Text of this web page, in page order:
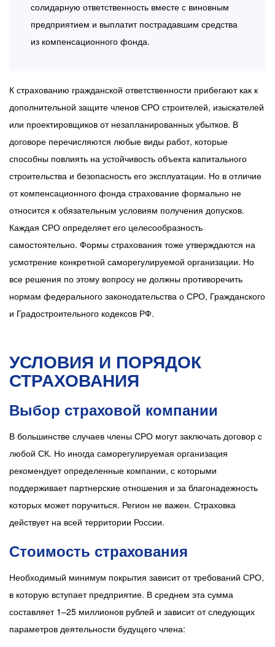
солидарную ответственность вместе с виновным
предприятием и выплатит пострадавшим средства
из компенсационного фонда.
К страхованию гражданской ответственности прибегают как к
дополнительной защите членов СРО строителей, изыскателей
или проектировщиков от незапланированных убытков. В
договоре перечисляются любые виды работ, которые
способны повлиять на устойчивость объекта капитального
строительства и безопасность его эксплуатации. Но в отличие
от компенсационного фонда страхование формально не
относится к обязательным условиям получения допусков.
Каждая СРО определяет его целесообразность
самостоятельно. Формы страхования тоже утверждаются на
усмотрение конкретной саморегулируемой организации. Но
все решения по этому вопросу не должны противоречить
нормам федерального законодательства о СРО, Гражданского
и Градостроительного кодексов РФ.
УСЛОВИЯ И ПОРЯДОК
СТРАХОВАНИЯ
Выбор страховой компании
В большинстве случаев члены СРО могут заключать договор с
любой СК. Но иногда саморегулируемая организация
рекомендует определенные компании, с которыми
поддерживает партнерские отношения и за благонадежность
которых может поручиться. Регион не важен. Страховка
действует на всей территории России.
Стоимость страхования
Необходимый минимум покрытия зависит от требований СРО,
в которую вступает предприятие. В среднем эта сумма
составляет 1–25 миллионов рублей и зависит от следующих
параметров деятельности будущего члена: